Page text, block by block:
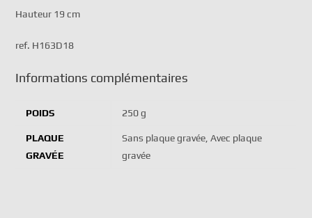
Hauteur 19 cm
ref. H163D18
Informations complémentaires
POIDS 250 g
PLAQUE
GRAVÉE
Sans plaque gravée, Avec plaque
gravée